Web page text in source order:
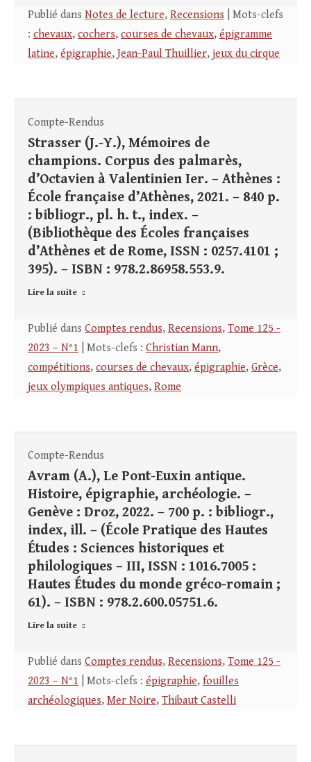
Publié dans Notes de lecture, Recensions | Mots-clefs
: chevaux, cochers, courses de chevaux, épigramme
latine, épigraphie, Jean-Paul Thuillier, jeux du cirque
Compte-Rendus
Strasser (J.-Y.), Mémoires de
champions. Corpus des palmarès,
d’Octavien à Valentinien Ier. – Athènes :
École française d’Athènes, 2021. – 840 p.
: bibliogr., pl. h. t., index. –
(Bibliothèque des Écoles françaises
d’Athènes et de Rome, ISSN : 0257.4101 ;
395). – ISBN : 978.2.86958.553.9.
Lire la suite
Publié dans Comptes rendus, Recensions, Tome 125 -
2023 – N°1 | Mots-clefs : Christian Mann,
compétitions, courses de chevaux, épigraphie, Grèce,
jeux olympiques antiques, Rome
Compte-Rendus
Avram (A.), Le Pont-Euxin antique.
Histoire, épigraphie, archéologie. –
Genève : Droz, 2022. – 700 p. : bibliogr.,
index, ill. – (École Pratique des Hautes
Études : Sciences historiques et
philologiques – III, ISSN : 1016.7005 :
Hautes Études du monde gréco-romain ;
61). – ISBN : 978.2.600.05751.6.
Lire la suite
Publié dans Comptes rendus, Recensions, Tome 125 -
2023 – N°1 | Mots-clefs : épigraphie, fouilles
archéologiques, Mer Noire, Thibaut Castelli